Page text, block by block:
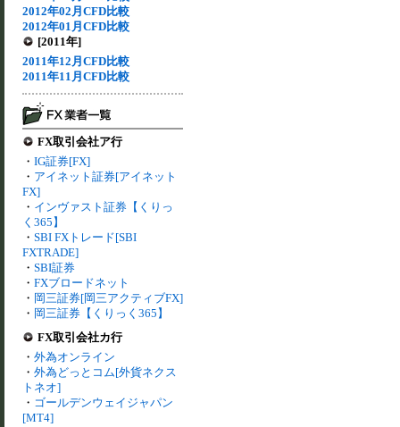
2012年02月CFD比較
2012年01月CFD比較
[2011年]
2011年12月CFD比較
2011年11月CFD比較
FX取引会社ア行
・ IG証券[FX]
・ アイネット証券[アイネット
FX]
・ インヴァスト証券【くりっ
く365】
・ SBI FXトレード[SBI
FXTRADE]
・ SBI証券
・ FXブロードネット
・ 岡三証券[岡三アクティブFX]
・ 岡三証券【くりっく365】
FX取引会社カ行
・ 外為オンライン
・ 外為どっとコム[外貨ネクス
トネオ]
・ ゴールデンウェイジャパン
[MT4]